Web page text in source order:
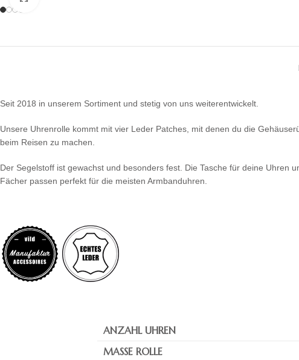
Seit 2018 in unserem Sortiment und stetig von uns weiterentwickelt.
Unsere Uhrenrolle kommt mit vier Leder Patches, mit denen du die
beim Reisen zu machen.
Der Segelstoff ist gewachst und besonders fest. Die Tasche für deine Uhren
Fächer passen perfekt für die meisten Armbanduhren.
ANZAHL UHREN
MASSE ROLLE